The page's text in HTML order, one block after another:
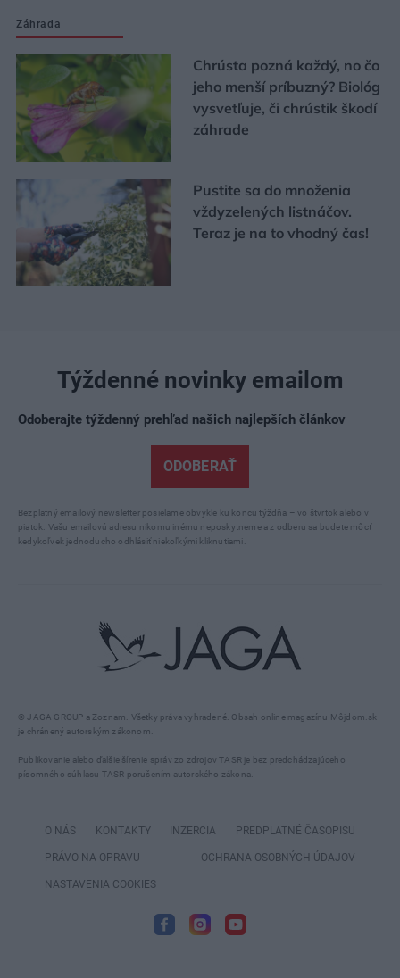
Záhrada
Chrústa pozná každý, no čo
jeho menší príbuzný? Biológ
vysvetľuje, či chrústik škodí
záhrade
Pustite sa do množenia
vždyzelených listnáčov.
Teraz je na to vhodný čas!
© JAGA GROUP a Zoznam. Všetky práva vyhradené. Obsah online magazínu Môjdom.sk
je chránený autorským zákonom.
Publikovanie alebo ďalšie šírenie správ zo zdrojov TASR je bez predchádzajúceho
písomného súhlasu TASR porušením autorského zákona.
Týždenné novinky emailom
Odoberajte týždenný prehľad našich najlepších článkov
ODOBERAŤ
Bezplatný emailový newsletter posielame obvykle ku koncu týždňa – vo štvrtok alebo v
piatok. Vašu emailovú adresu nikomu inému neposkytneme a z odberu sa budete môcť
kedykoľvek jednoducho odhlásiť niekoľkými kliknutiami.
O NÁS KONTAKTY INZERCIA PREDPLATNÉ ČASOPISU
PRÁVO NA OPRAVU OCHRANA OSOBNÝCH ÚDAJOV
NASTAVENIA COOKIES